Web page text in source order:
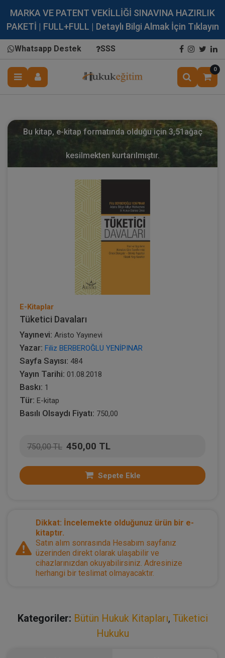
MARKA VE PATENT VEKİLLİĞİ SINAVINA HAZIRLIK
PAKETİ | FULL+FULL | Detaylı Bilgi Almak İçin Tıklayın
Whatsapp Destek SSS
0
Bu kitap, e-kitap formatında olduğu için 3,51 ağaç
kesilmekten kurtarılmıştır.
E-Kitaplar
Tüketici Davaları
Yayınevi: Aristo Yayınevi
Yazar: Filiz BERBEROĞLU YENİPINAR
Sayfa Sayısı: 484
Yayın Tarihi: 01.08.2018
Baskı: 1
Tür: E-kitap
Basılı Olsaydı Fiyatı: 750,00
750,00 TL 450,00 TL
Sepete Ekle
Dikkat: İncelemekte olduğunuz ürün bir e-
kitaptır.
Satın alım sonrasında Hesabım sayfanız
üzerinden direkt olarak ulaşabilir ve
cihazlarınızdan okuyabilirsiniz. Adresinize
herhangi bir teslimat olmayacaktır.
Kategoriler: Bütün Hukuk Kitapları, Tüketici
Hukuku